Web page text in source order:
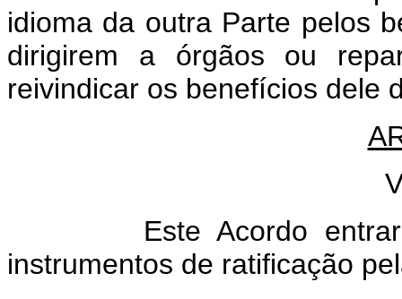
idioma da outra Parte pelos
dirigirem a órgãos ou
reivindicar os benefícios dele
Este Acordo entrará
instrumentos de ratificação